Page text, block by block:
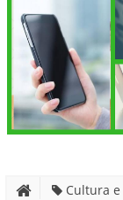
Cultura e